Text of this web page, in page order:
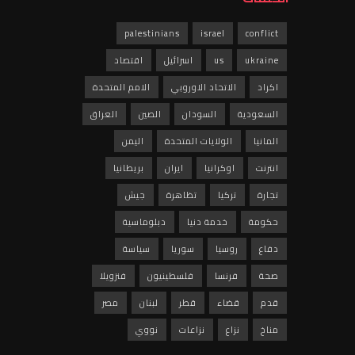
conflict
israel
palestinians
ukraine
us اسرائيل
اقتصاد
اكراد
الاتحاد الاوروبي
الامم المتحدة
السعودية
السودان الصين
العراق
المانيا
الولايات المتحدة
اليمن
انترنت
اوكرانيا ايران
بريطانيا
تجارة
تركيا تظاهرة
جيش
حكومة
خدمة دنيا
دبلوماسية
دفاع
روسيا سوريا
سياسة
صحة
فرنسا فلسطينيون
فنزويلا
قدم
قضاء قطر لبنان
مصر
مناخ
نزاع نزاعات نووي